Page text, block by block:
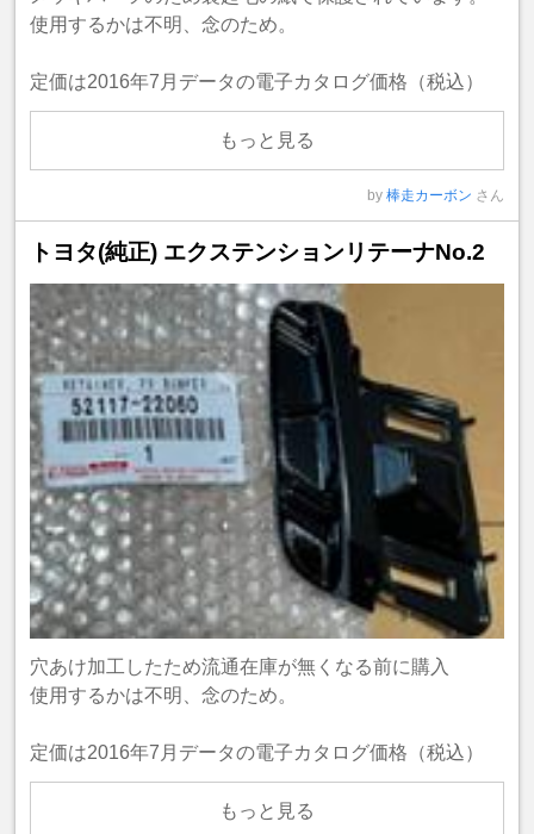
使用するかは不明、念のため。
定価は2016年7月データの電子カタログ価格（税込）
もっと見る
by 棒走カーボン さん
トヨタ(純正) エクステンションリテーナNo.2
穴あけ加工したため流通在庫が無くなる前に購入
使用するかは不明、念のため。
定価は2016年7月データの電子カタログ価格（税込）
もっと見る